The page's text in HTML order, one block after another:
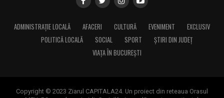
Sursa foto:antreprenoare.ro
ADMINISTRAȚIE LOCALĂ AFACERI CULTURĂ EVENIMENT
EXCLUSIV
POLITICĂ LOCALĂ
SOCIAL SPORT
ȘTIRI DIN JUDEȚ
VIAȚA ÎN BUCUREȘTI
Copyright © 2023 Ziarul CAPITALA24. Un proiect din reteaua Orasul